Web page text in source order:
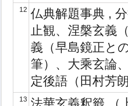
12 仏典解題事典 ,
止観、涅槃玄義
義（早島鏡正と
筆）、大乘玄論
定後語（田村芳
13 法華玄義釈籤 （